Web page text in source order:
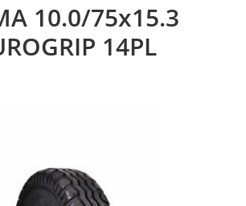
10.0/75x15.3
14PL